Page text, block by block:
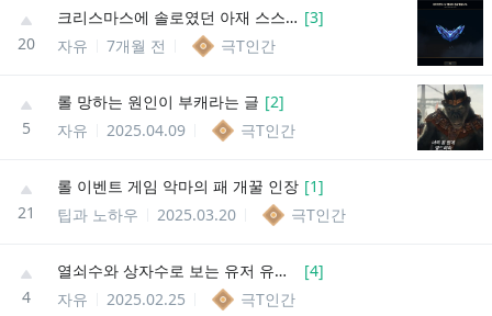
20
크리스마스에 솔로였던 아재 스스로에게 준 선물 [3]
자유
7개월 전 극T인간
5
롤 망하는 원인이 부캐라는 글 [2]
자유
2025.04.09 극T인간
21
롤 이벤트 게임 악마의 패 개꿀 인장 [1]
팁과 노하우
2025.03.20 극T인간
4
열쇠수와 상자수로 보는 유저 유형 (모든 경우의 수 포함) [4]
자유
2025.02.25 극T인간